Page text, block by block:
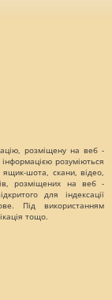
розміщену на веб -
розуміються
ящик-шота, скани, відео,
розміщених на веб -
для індексації
Під використанням
тощо.